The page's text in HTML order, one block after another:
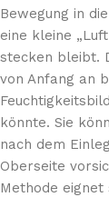
Bewegung in
eine kleine
stecken bleibt.
von Anfang an
könnte. Sie
nach dem
Oberseite
Methode